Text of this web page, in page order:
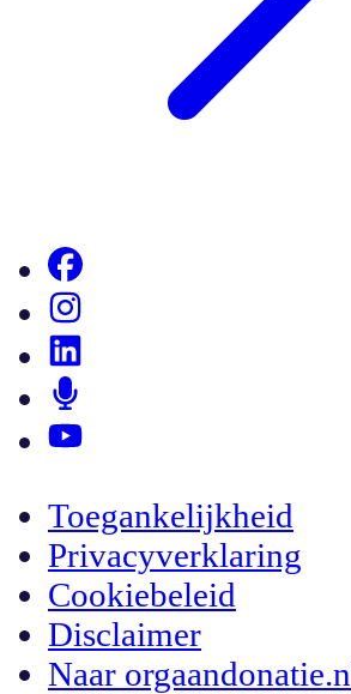
Toegankelijkheid
Privacyverklaring
Cookiebeleid
Disclaimer
Naar